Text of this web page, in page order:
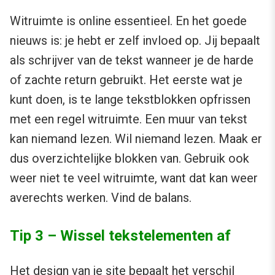
Witruimte is online essentieel. En het goede
nieuws is: je hebt er zelf invloed op. Jij bepaalt
als schrijver van de tekst wanneer je de harde
of zachte return gebruikt. Het eerste wat je
kunt doen, is te lange tekstblokken opfrissen
met een regel witruimte. Een muur van tekst
kan niemand lezen. Wil niemand lezen. Maak er
dus overzichtelijke blokken van. Gebruik ook
weer niet te veel witruimte, want dat kan weer
averechts werken. Vind de balans.
Tip 3 – Wissel tekstelementen af
Het design van je site bepaalt het verschil